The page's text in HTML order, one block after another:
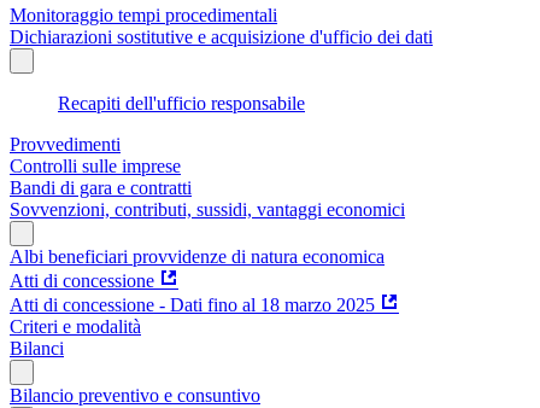
Monitoraggio tempi procedimentali
Dichiarazioni sostitutive e acquisizione d'ufficio dei dati
Recapiti dell'ufficio responsabile
Provvedimenti
Controlli sulle imprese
Bandi di gara e contratti
Sovvenzioni, contributi, sussidi, vantaggi economici
Albi beneficiari provvidenze di natura economica
Atti di concessione
Atti di concessione - Dati fino al 18 marzo 2025
Criteri e modalità
Bilanci
Bilancio preventivo e consuntivo